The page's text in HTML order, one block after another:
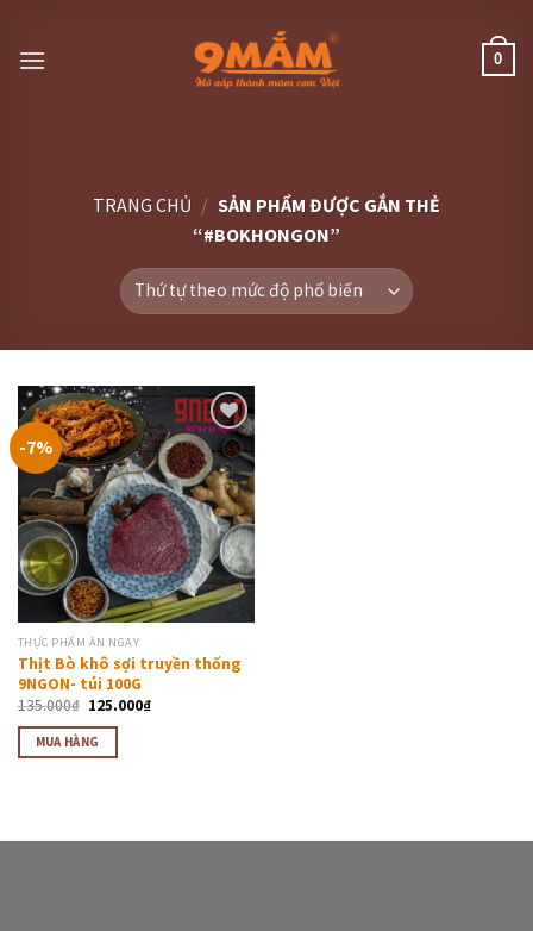
content
0
TRANG CHỦ / SẢN PHẨM ĐƯỢC GẮN THẺ
“#BOKHONGON”
-7%
Thêm
vào
thực
đơn
yêu
thích
THỰC PHẨM ĂN NGAY
Thịt Bò khô sợi truyền thống
9NGON- túi 100G
135.000₫ 125.000₫
MUA HÀNG